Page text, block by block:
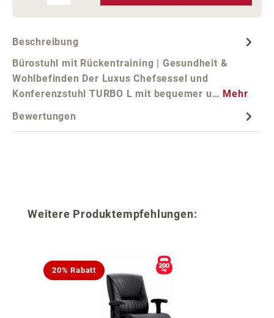
Beschreibung
Bürostuhl mit Rückentraining | Gesundheit &
Wohlbefinden Der Luxus Chefsessel und
Konferenzstuhl TURBO L mit bequemer u… Mehr
Bewertungen
Produktgalerie überspringen
Weitere Produktempfehlungen:
20% Rabatt